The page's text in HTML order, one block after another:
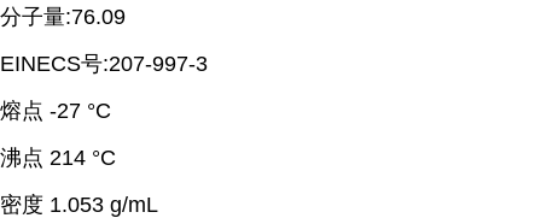
分子量:76.09
EINECS号:207-997-3
熔点 -27 °C
沸点 214 °C
密度 1.053 g/mL